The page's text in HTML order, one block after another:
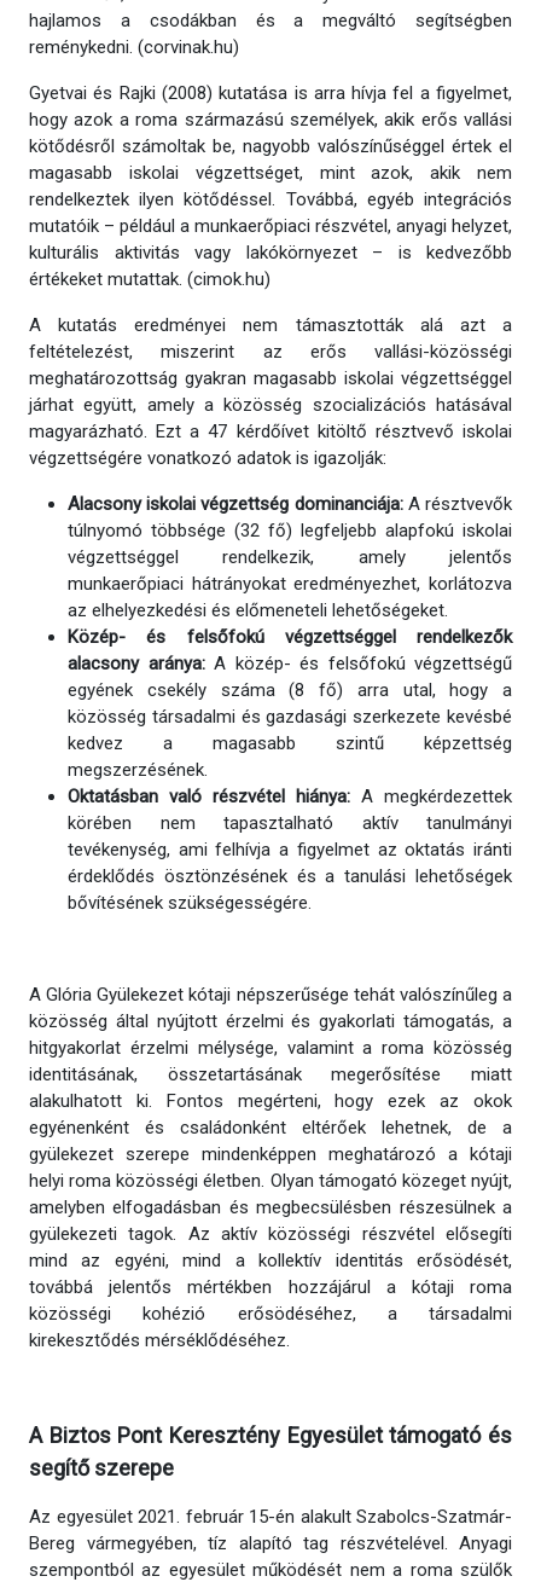
hajlamos a csodákban és a megváltó segítségben
reménykedni. (corvinak.hu)
Gyetvai és Rajki (2008) kutatása is arra hívja fel a figyelmet,
hogy azok a roma származású személyek, akik erős vallási
kötődésről számoltak be, nagyobb valószínűséggel értek el
magasabb iskolai végzettséget, mint azok, akik nem
rendelkeztek ilyen kötődéssel. Továbbá, egyéb integrációs
mutatóik – például a munkaerőpiaci részvétel, anyagi helyzet,
kulturális aktivitás vagy lakókörnyezet – is kedvezőbb
értékeket mutattak. (cimok.hu)
A kutatás eredményei nem támasztották alá azt a
feltételezést, miszerint az erős vallási-közösségi
meghatározottság gyakran magasabb iskolai végzettséggel
járhat együtt, amely a közösség szocializációs hatásával
magyarázható. Ezt a 47 kérdőívet kitöltő résztvevő iskolai
végzettségére vonatkozó adatok is igazolják:
Alacsony iskolai végzettség dominanciája:A résztvevők
túlnyomó többsége (32 fő) legfeljebb alapfokú iskolai
végzettséggel rendelkezik, amely jelentős
munkaerőpiaci hátrányokat eredményezhet, korlátozva
az elhelyezkedési és előmeneteli lehetőségeket.
Közép- és felsőfokú végzettséggel rendelkezők
alacsony aránya:A közép- és felsőfokú végzettségű
egyének csekély száma (8 fő) arra utal, hogy a
közösség társadalmi és gazdasági szerkezete kevésbé
kedvez a magasabb szintű képzettség
megszerzésének.
Oktatásban való részvétel hiánya: A megkérdezettek
körében nem tapasztalható aktív tanulmányi
tevékenység, ami felhívja a figyelmet az oktatás iránti
érdeklődés ösztönzésének és a tanulási lehetőségek
bővítésének szükségességére.
A Glória Gyülekezet kótaji népszerűsége tehát valószínűleg a
közösség által nyújtott érzelmi és gyakorlati támogatás, a
hitgyakorlat érzelmi mélysége, valamint a roma közösség
identitásának, összetartásának megerősítése miatt
alakulhatott ki. Fontos megérteni, hogy ezek az okok
egyénenként és családonként eltérőek lehetnek, de a
gyülekezet szerepe mindenképpen meghatározó a kótaji
helyi roma közösségi életben. Olyan támogató közeget nyújt,
amelyben elfogadásban és megbecsülésben részesülnek a
gyülekezeti tagok. Az aktív közösségi részvétel elősegíti
mind az egyéni, mind a kollektív identitás erősödését,
továbbá jelentős mértékben hozzájárul a kótaji roma
közösségi kohézió erősödéséhez, a társadalmi
kirekesztődés mérséklődéséhez.
A Biztos Pont Keresztény Egyesület támogató és
segítő szerepe
Az egyesület 2021. február 15-én alakult Szabolcs-Szatmár-
Bereg vármegyében, tíz alapító tag részvételével. Anyagi
szempontból az egyesület működését nem a roma szülők